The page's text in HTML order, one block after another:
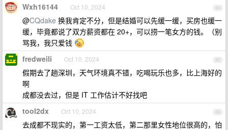
84
Wxh16144 Oct 10, 2024
@CQdake 换我肯定不分，但是结婚可以先缓一缓，买房也缓一
缓，毕竟都说了双方薪资都在 20+，可以捞一笔女方的钱。（别
骂我，我只爱钱
85
fredweili Oct 10, 2024
假期去了趟深圳，天气环境真不错，吃喝玩乐也多，比上海好的
啊
成都没去过，但是 IT 工作估计不好找吧
86
tool2dx Oct 10, 2024
去成都不现实的，第一工资太低，第二那里女性地位很高的，怕